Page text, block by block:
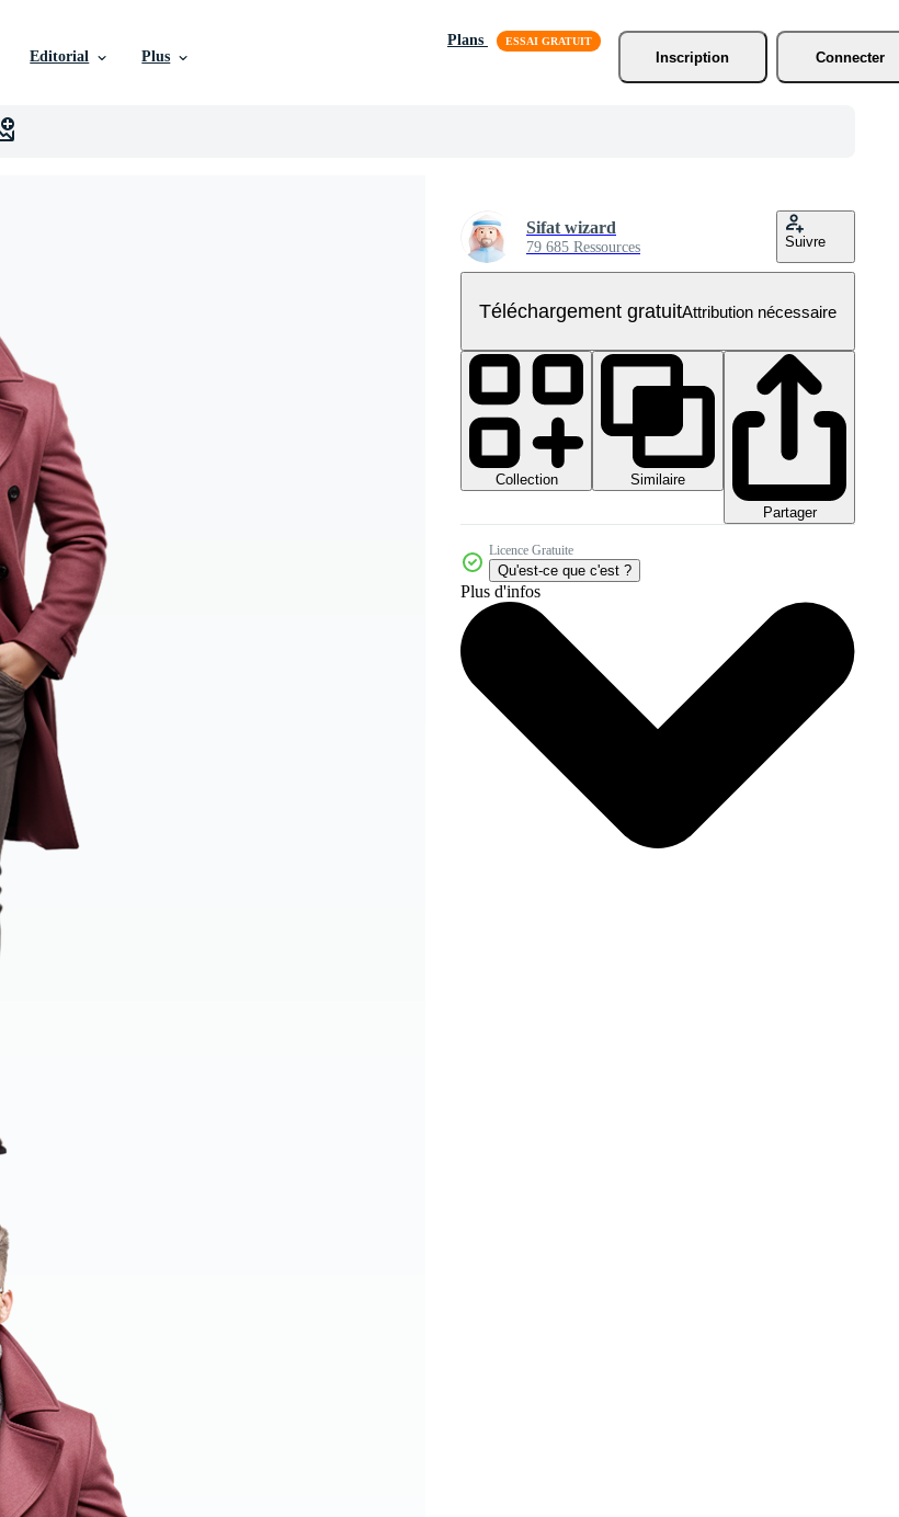
Editorial Plus
Plans
Inscription
Connecter
Sifat wizard
79 685 Ressources Suivre
Téléchargement gratuitAttribution nécessaire
Collection
Similaire
Partager
Licence Gratuite
Qu'est-ce que c'est ?
Plus d'infos